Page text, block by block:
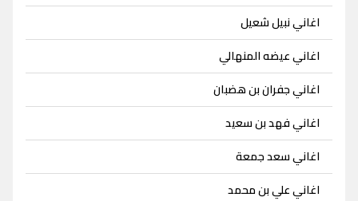
اغاني نبيل شعيل
اغاني عيضه المنهالي
اغاني جفران بن هضبان
اغاني فهد بن سعيد
اغاني سعد جمعة
اغاني علي بن محمد